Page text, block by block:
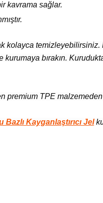
kavrama sağlar.
kolayca
bırakın.
premium TPE
Bazlı Kayganlaştırıcı Jel